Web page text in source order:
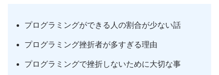
プログラミングができる人の割合が少ない話
プログラミング挫折者が多すぎる理由
プログラミングで挫折しないために大切な事